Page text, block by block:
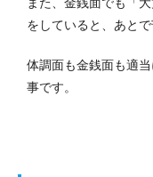
また、金銭面でも「
をしていると、あと
体調面も金銭面も適
事です。